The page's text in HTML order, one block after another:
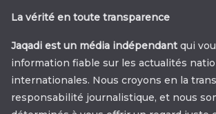
La vérité en toute transparence
Jaqadi est un média indépendant qui
information fiable sur les actualités
internationales. Nous croyons en la
responsabilité journalistique, et nous